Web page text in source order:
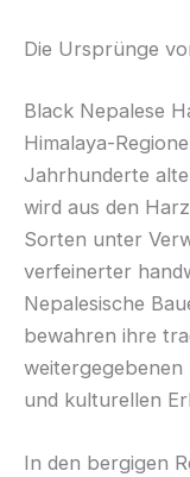
Die Ursprünge
Black Nepalese
Himalaya-
Jahrhunderte
wird aus den
Sorten unter
verfeinerter
Nepalesische
bewahren ihre
weitergegebenen
und kulturellen
In den bergigen